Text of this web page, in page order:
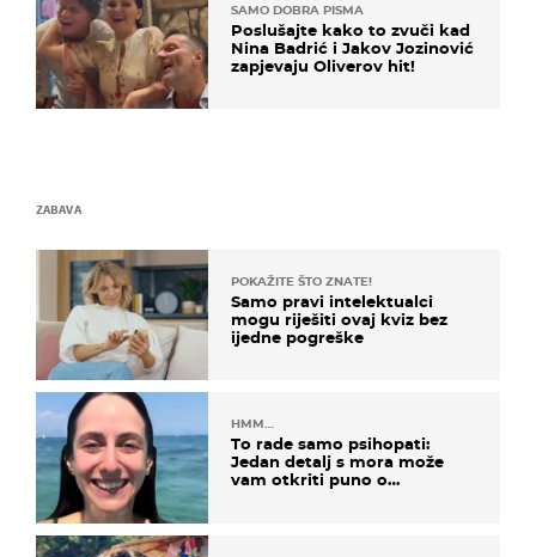
SAMO DOBRA PISMA
Poslušajte kako to zvuči kad
Nina Badrić i Jakov Jozinović
zapjevaju Oliverov hit!
ZABAVA
POKAŽITE ŠTO ZNATE!
Samo pravi intelektualci
mogu riješiti ovaj kviz bez
ijedne pogreške
HMM…
To rade samo psihopati:
Jedan detalj s mora može
vam otkriti puno o